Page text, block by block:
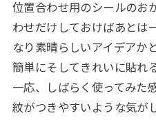
位置合わせ用のシールのお
わせだけしておけばあとは
なり素晴らしいアイデアか
簡単にそしてきれいに貼れ
一応、しばらく使ってみた
紋がつきやすいような気が